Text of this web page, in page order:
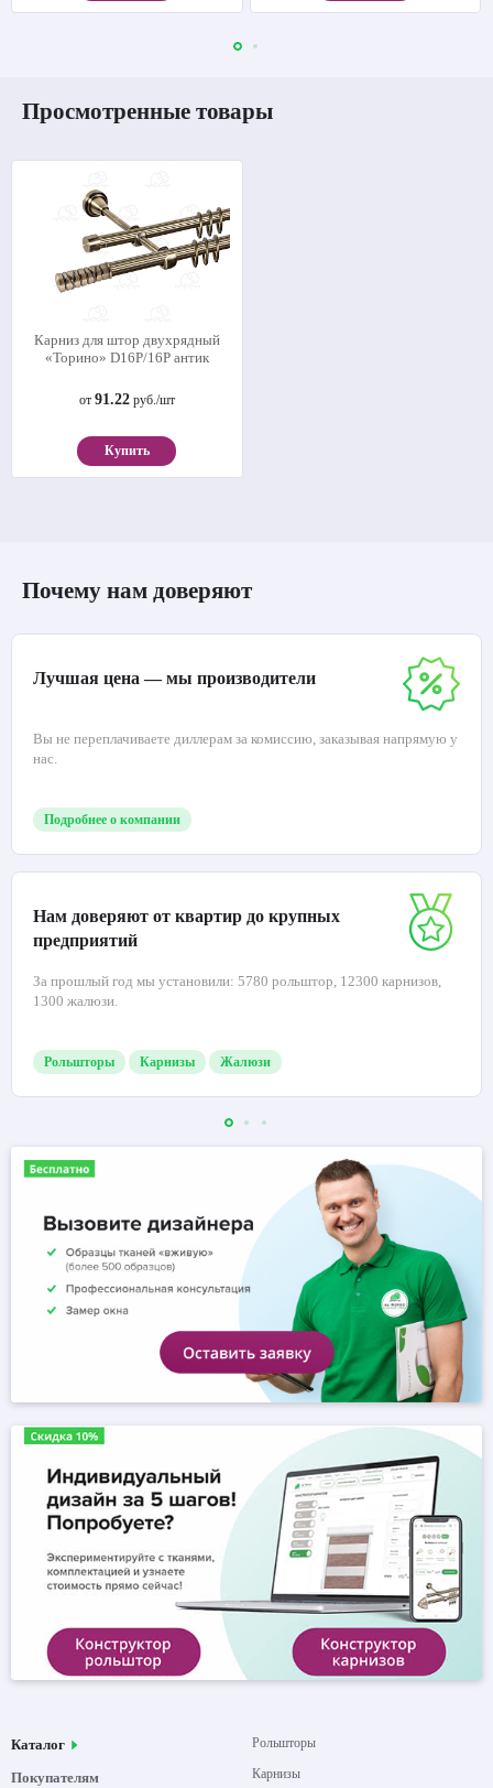
Просмотренные товары
Карниз для штор двухрядный
«Торино» D16Р/16Р антик
от 91.22руб./шт
Купить
Почему нам доверяют
Лучшая цена — мы производители
Вы не переплачиваете диллерам за комиссию, заказывая напрямую у
нас.
Подробнее о компании
Нам доверяют от квартир до крупных
предприятий
За прошлый год мы установили: 5780 рольштор, 12300 карнизов,
1300 жалюзи.
Рольшторы Карнизы Жалюзи
Каталог
Покупателям
Рольшторы
Карнизы